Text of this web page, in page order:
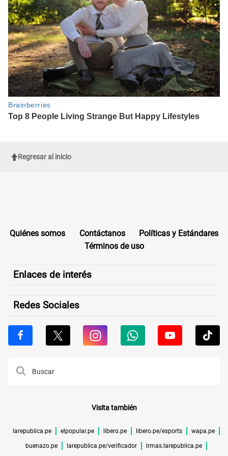
Regresar al inicio
Quiénes somos Contáctanos
Políticas y Estándares
Términos de uso
Enlaces de interés
Redes Sociales
Visita también
larepublica.pe elpopular.pe libero.pe libero.pe/esports wapa.pe
buenazo.pe larepublica.pe/verificador lrmas.larepublica.pe